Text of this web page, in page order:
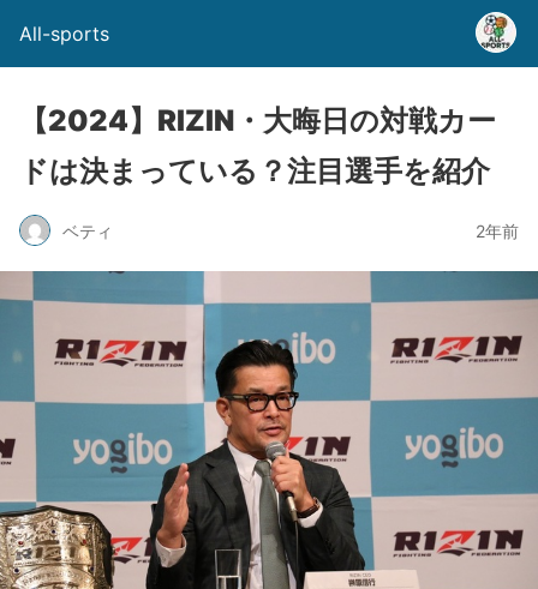
All-sports
【2024】RIZIN・大晦日の対戦カー
ドは決まっている？注目選手を紹介
ベティ 2年前